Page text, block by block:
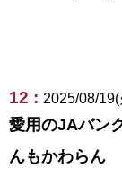
12 : 2025/08/
愛用のJAバン
んもかわらん